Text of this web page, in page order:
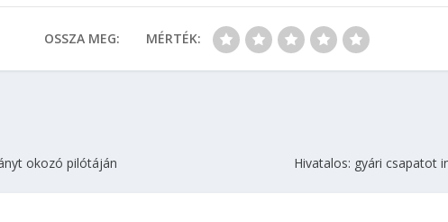
OSSZA MEG: MÉRTÉK:
okozó pilótáján Hivatalos: gyári csapatot